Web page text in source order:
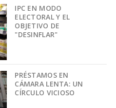
IPC EN MODO
ELECTORAL Y EL
OBJETIVO DE
"DESINFLAR"
PRÉSTAMOS EN
CÁMARA LENTA: UN
CÍRCULO VICIOSO